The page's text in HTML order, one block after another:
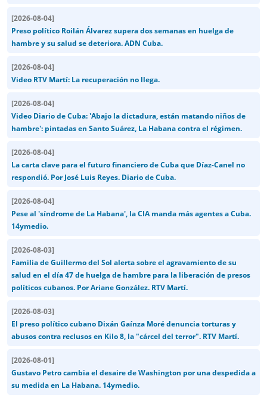
[2026-08-04]
Preso político Roilán Álvarez supera dos semanas en huelga de
hambre y su salud se deteriora. ADN Cuba.
[2026-08-04]
Video RTV Martí: La recuperación no llega.
[2026-08-04]
Video Diario de Cuba: 'Abajo la dictadura, están matando niños de
hambre': pintadas en Santo Suárez, La Habana contra el régimen.
[2026-08-04]
La carta clave para el futuro financiero de Cuba que Díaz-Canel no
respondió. Por José Luis Reyes. Diario de Cuba.
[2026-08-04]
Pese al 'síndrome de La Habana', la CIA manda más agentes a Cuba.
14ymedio.
[2026-08-03]
Familia de Guillermo del Sol alerta sobre el agravamiento de su
salud en el día 47 de huelga de hambre para la liberación de presos
políticos cubanos. Por Ariane González. RTV Martí.
[2026-08-03]
El preso político cubano Dixán Gaínza Moré denuncia torturas y
abusos contra reclusos en Kilo 8, la "cárcel del terror". RTV Martí.
[2026-08-01]
Gustavo Petro cambia el desaire de Washington por una despedida a
su medida en La Habana. 14ymedio.